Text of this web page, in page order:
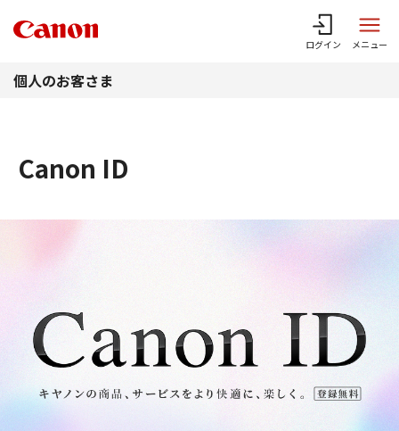
ログイン メニュー
個人のお客さま
Canon ID